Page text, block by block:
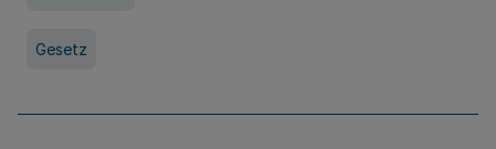
Gesetz